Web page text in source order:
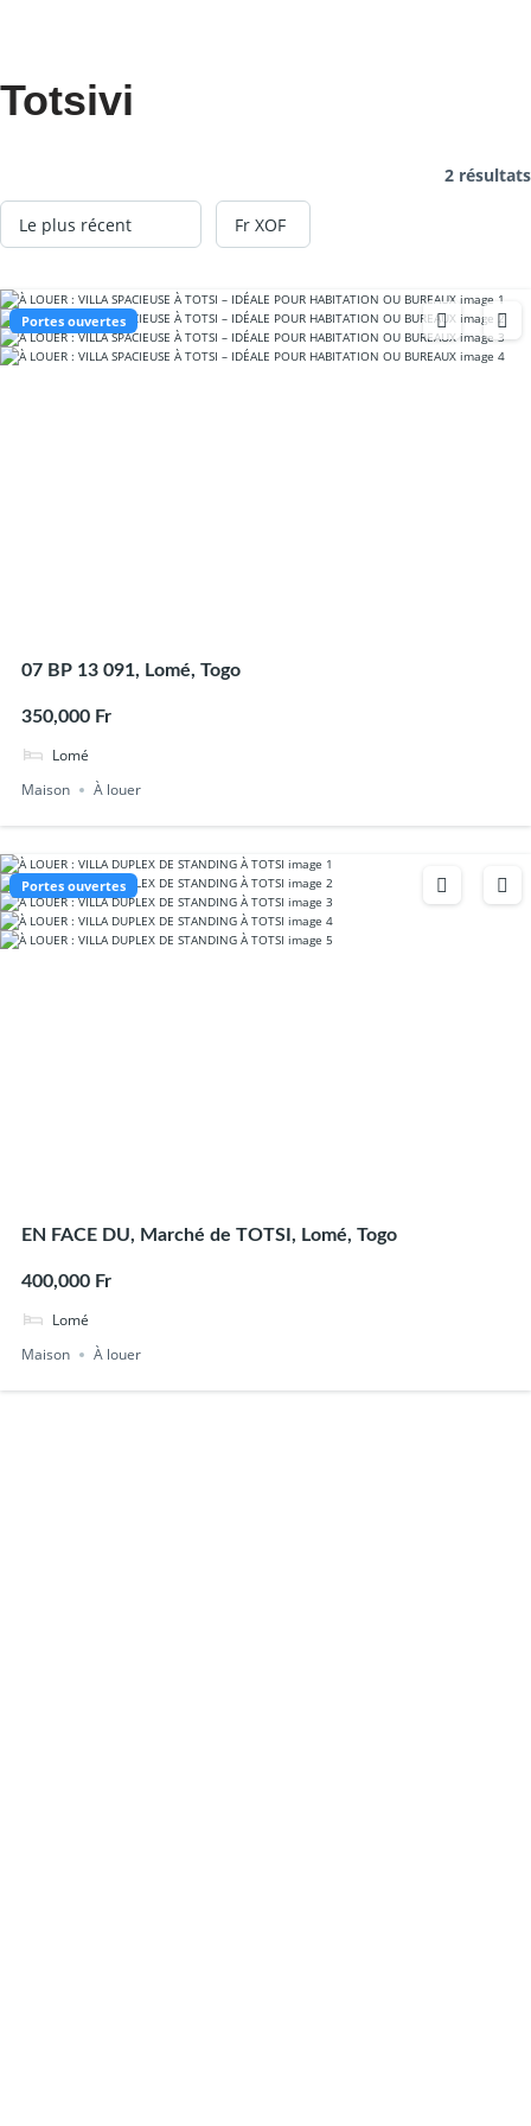
Totsivi
2 résultats
Portes ouvertes
07 BP 13 091, Lomé, Togo
350,000 Fr
Lomé
Maison
À louer
Portes ouvertes
EN FACE DU, Marché de TOTSI, Lomé, Togo
400,000 Fr
Lomé
Maison
À louer